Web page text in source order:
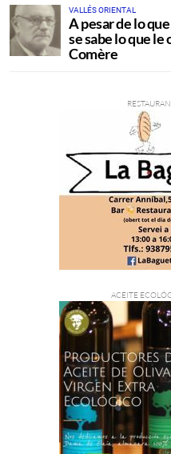
VALLÉS ORIENTAL
A pesar de lo
se sabe lo que le
Comère